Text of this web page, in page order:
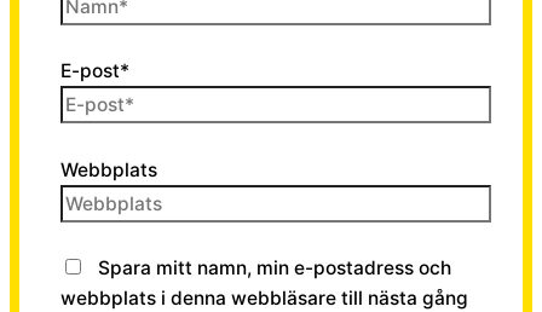
E-post*
Webbplats
Spara mitt namn, min e-postadress och
webbplats i denna webbläsare till nästa gång